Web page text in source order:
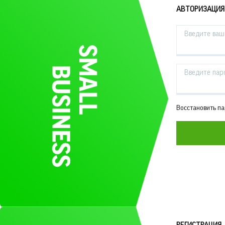
АВТОРИЗАЦИЯ
Введите
Введите
Восстановить